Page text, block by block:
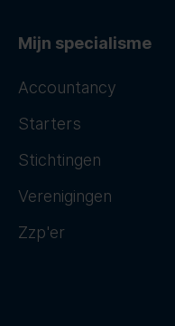
Mijn specialisme
Accountancy
Starters
Stichtingen
Verenigingen
Zzp'er